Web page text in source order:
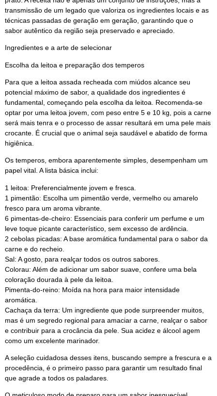
transmissão de um legado que valoriza os ingredientes locais e as
técnicas passadas de geração em geração, garantindo que o
sabor autêntico da região seja preservado e apreciado.
Ingredientes e a arte de selecionar
Escolha da leitoa e preparação dos temperos
Para que a leitoa assada recheada com miúdos alcance seu
potencial máximo de sabor, a qualidade dos ingredientes é
fundamental, começando pela escolha da leitoa. Recomenda-se
optar por uma leitoa jovem, com peso entre 5 e 10 kg, pois a carne
será mais tenra e o processo de assar resultará em uma pele mais
crocante. É crucial que o animal seja saudável e abatido de forma
higiênica.
Os temperos, embora aparentemente simples, desempenham um
papel vital. A lista básica inclui:
1 leitoa: Preferencialmente jovem e fresca.
1 pimentão: Escolha um pimentão verde, vermelho ou amarelo
fresco para um aroma vibrante.
6 pimentas-de-cheiro: Essenciais para conferir um perfume e um
leve toque picante característico, sem excesso de ardência.
2 cebolas picadas: A base aromática fundamental para o sabor da
carne e do recheio.
Sal: A gosto, para realçar todos os outros sabores.
Colorau: Além de adicionar um sabor suave, confere uma bela
coloração dourada à pele da leitoa.
Pimenta-do-reino: Moída na hora para maior intensidade
aromática.
Cachaça da terra: Um ingrediente que pode surpreender muitos,
mas é um segredo regional para amaciar a carne, realçar o sabor
e contribuir para a crocância da pele. Sua acidez e álcool agem
como um excelente marinador.
A seleção cuidadosa desses itens, buscando sempre a frescura e a
procedência, é o primeiro passo para garantir um resultado final
que agrade a todos os paladares.